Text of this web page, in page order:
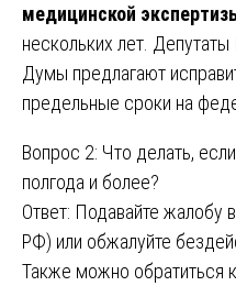
медицинской
нескольких лет.
Думы предлагают
предельные сроки на
Вопрос 2: Что делать,
полгода и более?
Ответ: Подавайте жалобу
РФ) или обжалуйте
Также можно обратиться